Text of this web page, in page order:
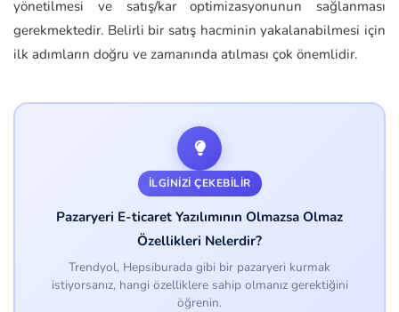
yönetilmesi ve satış/kar optimizasyonunun sağlanması
gerekmektedir. Belirli bir satış hacminin yakalanabilmesi için
ilk adımların doğru ve zamanında atılması çok önemlidir.
İLGINIZI ÇEKEBILIR
Pazaryeri E-ticaret Yazılımının Olmazsa Olmaz
Özellikleri Nelerdir?
Trendyol, Hepsiburada gibi bir pazaryeri kurmak
istiyorsanız, hangi özelliklere sahip olmanız gerektiğini
öğrenin.